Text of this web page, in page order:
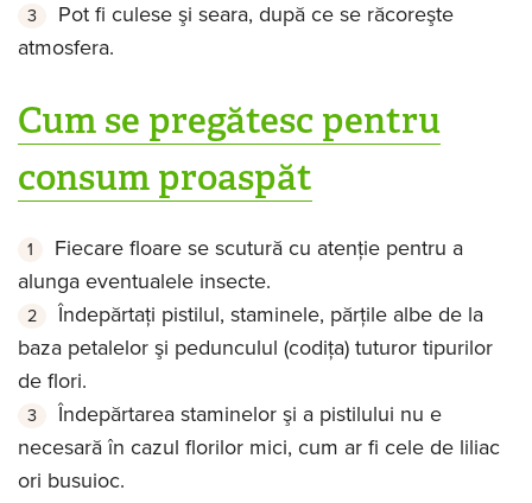
Pot fi culese şi seara, după ce se răcoreşte
atmosfera.
Cum se pregătesc pentru
consum proaspăt
Fiecare floare se scutură cu atenţie pentru a
alunga eventualele insecte.
Îndepărtaţi pistilul, staminele, părţile albe de la
baza petalelor şi pedunculul (codiţa) tuturor tipurilor
de flori.
Îndepărtarea staminelor şi a pistilului nu e
necesară în cazul florilor mici, cum ar fi cele de liliac
ori busuioc.